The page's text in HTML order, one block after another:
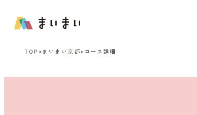
TOP まいまい京都 コース詳細